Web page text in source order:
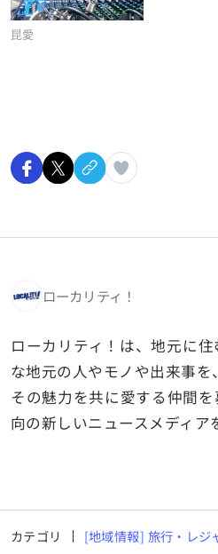
昆愛
ローカリティ！
ローカリティ！は、地元に
な地元の人やモノや出来事を
その魅力を共に愛する仲間
向の新しいニュースメディア
カテゴリ [地域情報] 旅行・レジ